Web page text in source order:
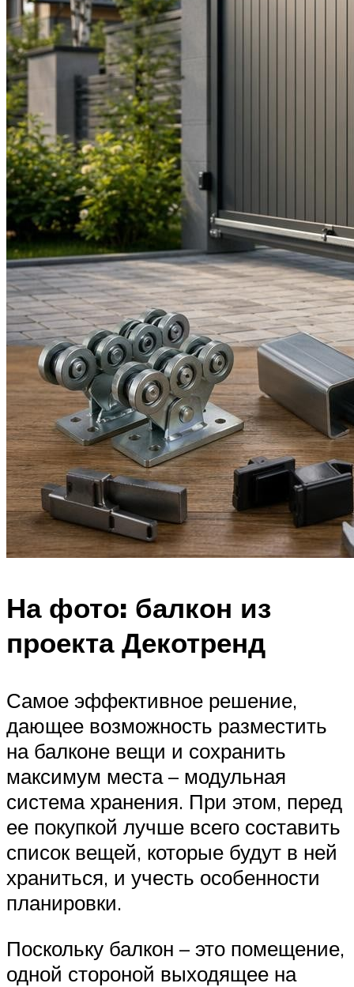
На фото: балкон из
проекта Декотренд
Самое эффективное решение,
дающее возможность разместить
на балконе вещи и сохранить
максимум места – модульная
система хранения. При этом, перед
ее покупкой лучше всего составить
список вещей, которые будут в ней
храниться, и учесть особенности
планировки.
Поскольку балкон – это помещение,
одной стороной выходящее на